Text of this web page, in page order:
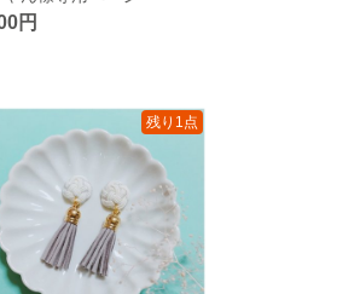
円
残り1点